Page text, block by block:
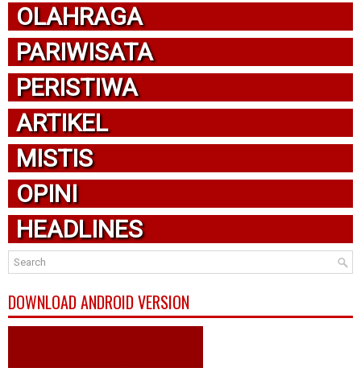
OLAHRAGA
PARIWISATA
PERISTIWA
ARTIKEL
MISTIS
OPINI
HEADLINES
DOWNLOAD ANDROID VERSION